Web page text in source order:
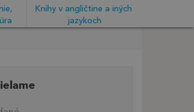
Knihy v angličtine a iných
jazykoch